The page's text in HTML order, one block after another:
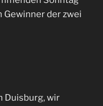
Gewinner der zwei
Duisburg, wir